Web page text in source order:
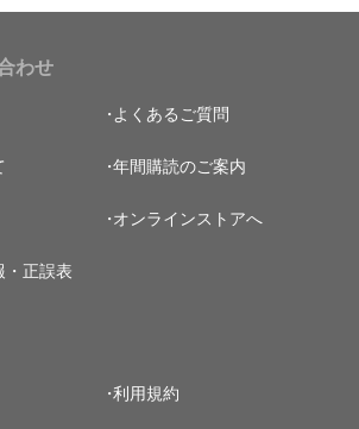
わせ
よくあるご質問
年間購読のご案内
オンラインストアへ
・正誤表
利用規約